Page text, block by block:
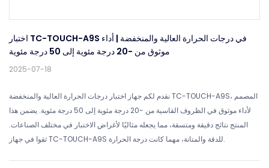
اختبار TC-TOUCH-A9S في درجات الحرارة العالية والمنخفضة | أداء
موثوق من -20 درجة مئوية إلى 50 درجة مئوية
2025-07-18
نقدم لكم جهاز اختبار درجات الحرارة العالية والمنخفضة TC-TOUCH-A9S، المصمم
لأداء موثوق في الظروف القاسية من -20 درجة مئوية إلى 50 درجة مئوية. يضمن هذا
المنتج نتائج دقيقة ومتسقة، مما يجعله مثاليًا لأغراض الاختبار في مختلف الصناعات.
ثقوا في جهاز TC-TOUCH-A9S للدقة والمتانة، مهما كانت درجة الحرارة.